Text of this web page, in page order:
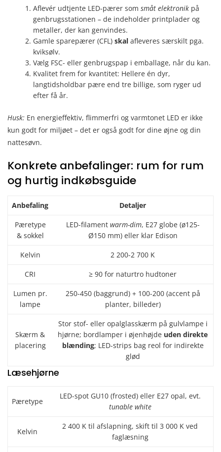
Aflevér udtjente LED-pærer somsmåt elektronik på
genbrugsstationen – de indeholder printplader og
metaller, der kan genvindes.
Gamle sparepærer (CFL)skal afleveres særskilt pga.
kviksølv.
Vælg FSC- eller genbrugspap i emballage, når du kan.
Kvalitet frem for kvantitet: Hellere én dyr,
langtidsholdbar pære end tre billige, som ryger ud
efter få år.
Husk: En energieffektiv, flimmerfri og varmtonet LED er ikke
kun godt for miljøet – det er også godt for dine øjne og din
nattesøvn.
Konkrete anbefalinger: rum for rum
og hurtig indkøbsguide
Anbefaling Detaljer
Pæretype
& sokkel
LED-filament warm-dim, E27 globe (ø125-
Ø150 mm) eller klar Edison
Kelvin 2 200-2 700 K
CRI ≥ 90 for naturtro hudtoner
Lumen pr.
lampe
250-450 (baggrund) + 100-200 (accent på
planter, billeder)
Skærm &
placering
Stor stof- eller opalglasskærm på gulvlampe i
hjørne; bordlamper i øjenhøjde uden direkte
blænding; LED-strips bag reol for indirekte
glød
Læsehjørne
Pæretype
LED-spot GU10 (frosted) eller E27 opal, evt.
tunable white
Kelvin
2 400 K til afslapning, skift til 3 000 K ved
faglæsning